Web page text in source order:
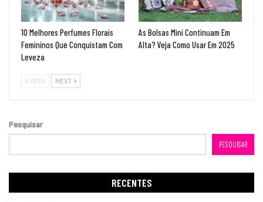
10 Melhores Perfumes Florais
Femininos Que Conquistam Com
Leveza
As Bolsas Mini Continuam Em
Alta? Veja Como Usar Em 2025
PREV NEXT
Pesquisar
PESQUISAR
RECENTES